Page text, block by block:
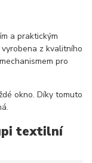
a praktickým
z kvalitního
pro
okno. Díky tomuto
textilní